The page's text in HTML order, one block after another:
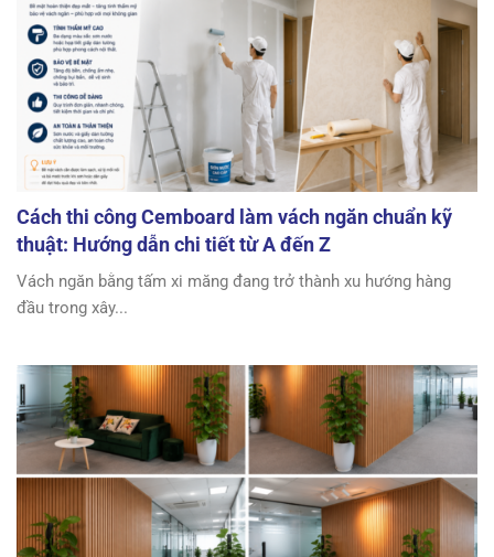
Cách thi công Cemboard làm vách ngăn chuẩn kỹ
thuật: Hướng dẫn chi tiết từ A đến Z
Vách ngăn bằng tấm xi măng đang trở thành xu hướng hàng
đầu trong xây...